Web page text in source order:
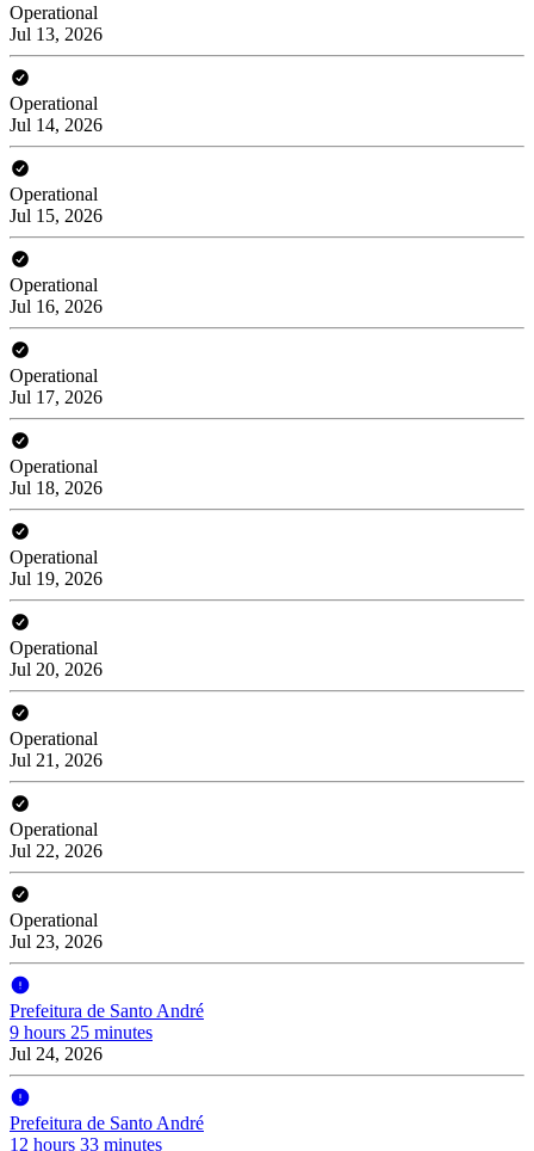
Operational
Jul 13, 2026
Operational
Jul 14, 2026
Operational
Jul 15, 2026
Operational
Jul 16, 2026
Operational
Jul 17, 2026
Operational
Jul 18, 2026
Operational
Jul 19, 2026
Operational
Jul 20, 2026
Operational
Jul 21, 2026
Operational
Jul 22, 2026
Operational
Jul 23, 2026
Prefeitura de Santo André
9 hours 25 minutes
Jul 24, 2026
Prefeitura de Santo André
12 hours 33 minutes